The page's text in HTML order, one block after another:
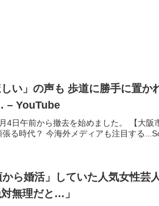
しい」の声も 歩道に勝手に置か
– YouTube
4日午前から撤去を始めました。 【大阪
る時代？ 今海外メディアも注目する
から婚活」していた人気女性芸
無理だと…」